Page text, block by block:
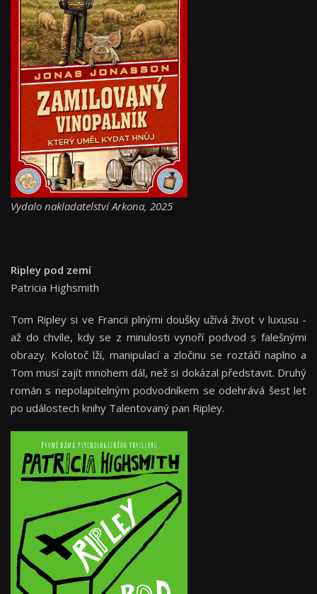
Vydalo nakladatelství Arkona, 2025
Ripley pod zemí
Patricia Highsmith
Tom Ripley si ve Francii plnými doušky užívá život v luxusu -
až do chvíle, kdy se z minulosti vynoří podvod s falešnými
obrazy. Kolotoč lží, manipulací a zločinu se roztáčí naplno a
Tom musí zajít mnohem dál, než si dokázal představit. Druhý
román s nepolapitelným podvodníkem se odehrává šest let
po událostech knihy Talentovaný pan Ripley.